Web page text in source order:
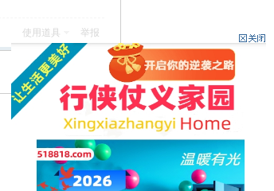
使用道具 举报
返回列表